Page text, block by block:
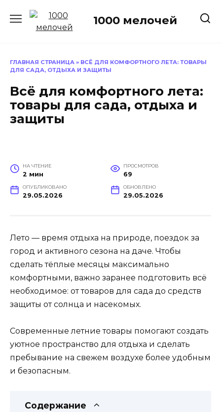
содержанию
1000 мелочей
ГЛАВНАЯ СТРАНИЦА » ВСЁ ДЛЯ КОМФОРТНОГО ЛЕТА: ТОВАРЫ
ДЛЯ САДА, ОТДЫХА И ЗАЩИТЫ
Всё для комфортного лета:
товары для сада, отдыха и
защиты
НА ЧТЕНИЕ
2 мин
ПРОСМОТРОВ
69
ОПУБЛИКОВАНО
29.05.2026
ОБНОВЛЕНО
29.05.2026
Лето — время отдыха на природе, поездок за
город и активного сезона на даче. Чтобы
сделать тёплые месяцы максимально
комфортными, важно заранее подготовить всё
необходимое: от товаров для сада до средств
защиты от солнца и насекомых.
Современные летние товары помогают создать
уютное пространство для отдыха и сделать
пребывание на свежем воздухе более удобным
и безопасным.
Содержание